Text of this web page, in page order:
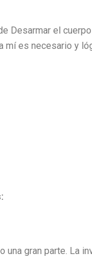
Desarmar el
es necesario y
gran parte. La